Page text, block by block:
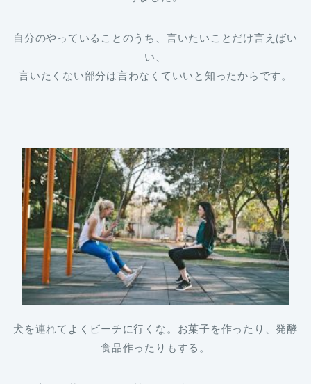
自分のやっていることのうち、言いたいことだけ言えばい
い、
言いたくない部分は言わなくていいと知ったからです。
犬を連れてよくビーチに行くな。お菓子を作ったり、発酵
食品作ったりもする。